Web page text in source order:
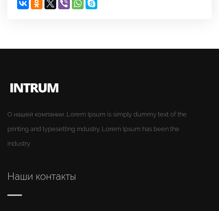
О нашей компании. Lorem Ipsum is simply dummy text of the
printing and typesetting industry. Lorem Ipsum has been the
industry
Наши контакты